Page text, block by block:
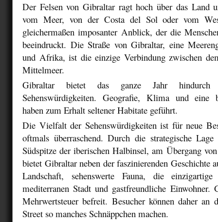
Der Felsen von Gibraltar ragt hoch über das Land
vom Meer, von der Costa del Sol oder vom
gleichermaßen imposanter Anblick, der die
beeindruckt. Die Straße von Gibraltar, eine
und Afrika, ist die einzige Verbindung zwischen
Mittelmeer.
Gibraltar bietet das ganze Jahr hindurch
Sehenswürdigkeiten. Geografie, Klima und eine
haben zum Erhalt seltener Habitate geführt.
Die Vielfalt der Sehenswürdigkeiten ist für neue
oftmals überraschend. Durch die strategische
Südspitze der iberischen Halbinsel, am Übergang
bietet Gibraltar neben der faszinierenden Geschichte
Landschaft, sehenswerte Fauna, die
mediterranen Stadt und gastfreundliche
Mehrwertsteuer befreit. Besucher können daher an
Street so manches Schnäppchen machen.